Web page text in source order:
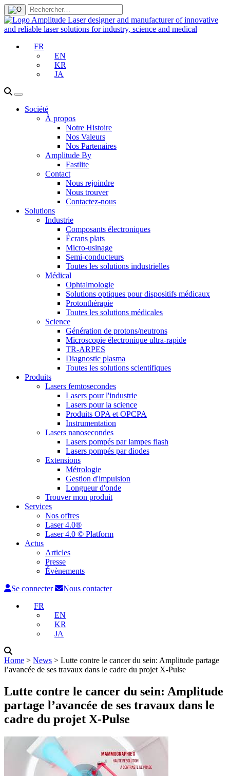
FR
EN
KR
JA
Société
À propos
Notre Histoire
Nos Valeurs
Nos Partenaires
Amplitude By
Fastlite
Contact
Nous rejoindre
Nous trouver
Contactez-nous
Solutions
Industrie
Composants électroniques
Écrans plats
Micro-usinage
Semi-conducteurs
Toutes les solutions industrielles
Médical
Ophtalmologie
Solutions optiques pour dispositifs médicaux
Protonthérapie
Toutes les solutions médicales
Science
Génération de protons/neutrons
Microscopie électronique ultra-rapide
TR-ARPES
Diagnostic plasma
Toutes les solutions scientifiques
Produits
Lasers femtosecondes
Lasers pour l'industrie
Lasers pour la science
Produits OPA et OPCPA
Instrumentation
Lasers nanosecondes
Lasers pompés par lampes flash
Lasers pompés par diodes
Extensions
Métrologie
Gestion d'impulsion
Longueur d'onde
Trouver mon produit
Services
Nos offres
Laser 4.0®
Laser 4.0 © Platform
Actus
Articles
Presse
Évènements
Se connecter
Nous contacter
FR
EN
KR
JA
Home ˃ News ˃ Lutte contre le cancer du sein: Amplitude partage
l’avancée de ses travaux dans le cadre du projet X-Pulse
Lutte contre le cancer du sein: Amplitude
partage l’avancée de ses travaux dans le
cadre du projet X-Pulse